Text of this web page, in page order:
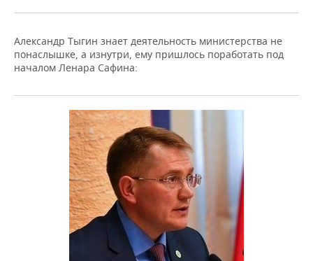
Александр Тыгин знает деятельность министерства не
понаслышке, а изнутри, ему пришлось поработать под
началом Ленара Сафина: